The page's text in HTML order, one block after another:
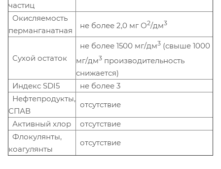
частиц
Окисляемость
перманганатная
не более 2,0 мг О2/дм3
Сухой остаток
не более 1500 мг/дм3 (свыше 1000
мг/дм3 производительность
снижается)
Индекс SDI5
не более 3
Нефтепродукты,
СПАВ
отсутствие
Активный хлор
отсутствие
Флокулянты,
коагулянты
отсутствие